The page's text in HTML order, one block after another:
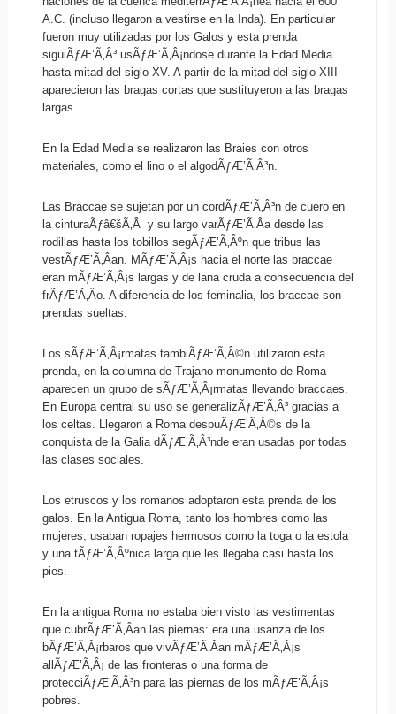
A.C. (incluso llegaron a vestirse en la Inda). En particular
fueron muy utilizadas por los Galos y esta prenda
siguiÃƒÆ’Ã‚Â³ usÃƒÆ’Ã‚Â¡ndose durante la Edad Media
hasta mitad del siglo XV. A partir de la mitad del siglo XIII
aparecieron las bragas cortas que sustituyeron a las bragas
largas.
En la Edad Media se realizaron las Braies con otros
materiales, como el lino o el algodÃƒÆ’Ã‚Â³n.
Las Braccae se sujetan por un cordÃƒÆ’Ã‚Â³n de cuero en
la cinturaÃƒâ€šÃ‚Â y su largo varÃƒÆ’Ã‚Â­a desde las
rodillas hasta los tobillos segÃƒÆ’Ã‚Âºn que tribus las
vestÃƒÆ’Ã‚Â­an. MÃƒÆ’Ã‚Â¡s hacia el norte las braccae
eran mÃƒÆ’Ã‚Â¡s largas y de lana cruda a consecuencia del
frÃƒÆ’Ã‚Â­o. A diferencia de los feminalia, los braccae son
prendas sueltas.
Los sÃƒÆ’Ã‚Â¡rmatas tambiÃƒÆ’Ã‚Â©n utilizaron esta
prenda, en la columna de Trajano monumento de Roma
aparecen un grupo de sÃƒÆ’Ã‚Â¡rmatas llevando braccaes.
En Europa central su uso se generalizÃƒÆ’Ã‚Â³ gracias a
los celtas. Llegaron a Roma despuÃƒÆ’Ã‚Â©s de la
conquista de la Galia dÃƒÆ’Ã‚Â³nde eran usadas por todas
las clases sociales.
Los etruscos y los romanos adoptaron esta prenda de los
galos. En la Antigua Roma, tanto los hombres como las
mujeres, usaban ropajes hermosos como la toga o la estola
y una tÃƒÆ’Ã‚Âºnica larga que les llegaba casi hasta los
pies.
En la antigua Roma no estaba bien visto las vestimentas
que cubrÃƒÆ’Ã‚Â­an las piernas: era una usanza de los
bÃƒÆ’Ã‚Â¡rbaros que vivÃƒÆ’Ã‚Â­an mÃƒÆ’Ã‚Â¡s
allÃƒÆ’Ã‚Â¡ de las fronteras o una forma de
protecciÃƒÆ’Ã‚Â³n para las piernas de los mÃƒÆ’Ã‚Â¡s
pobres.